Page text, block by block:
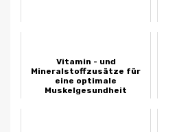
Vitamin - und
Mineralstoffzusätze für
eine optimale
Muskelgesundheit